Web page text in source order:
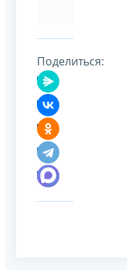
Поделиться: